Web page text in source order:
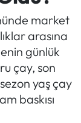
market
arasına
günlük
çay, son
yaş çay
baskısı